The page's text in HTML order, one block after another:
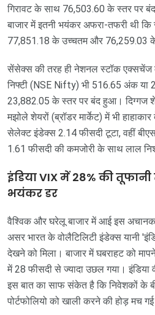
गिरावट के साथ 76,503.60 के स्तर पर
बाजार में इतनी भयंकर अफरा-तफरी थी
77,851.18 के उच्चतम और 76,259.03
सेंसेक्स की तरह ही नेशनल स्टॉक एक्सचेंज
निफ्टी (NSE Nifty) भी 516.65 अंक या
23,882.05 के स्तर पर बंद हुआ। दिग्गज
मझोले शेयरों (ब्रॉडर मार्केट) में भी
सेलेक्ट इंडेक्स 2.14 फीसदी टूटा, वहीं
1.61 फीसदी की कमजोरी के साथ लाल
इंडिया VIX में 28% की
भयंकर डर
वैश्विक और घरेलू बाजार में आई इस
असर भारत के वोलैटिलिटी इंडेक्स यानी
देखने को मिला। बाजार में घबराहट को
में 28 फीसदी से ज्यादा उछल गया।
इस बात का साफ संकेत है कि निवेशकों के
पोर्टफोलियो को खाली करने की होड़ मच